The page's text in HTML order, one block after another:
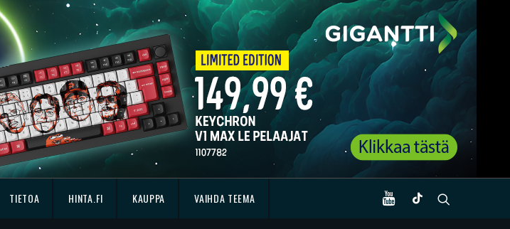
TIETOA HINTA.FI KAUPPA VAIHDA TEEMA